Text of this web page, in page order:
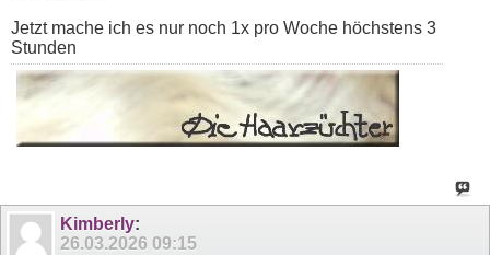
Jetzt mache ich es nur noch 1x pro Woche höchstens 3
Stunden
Kimberly:
26.03.2026 09:15